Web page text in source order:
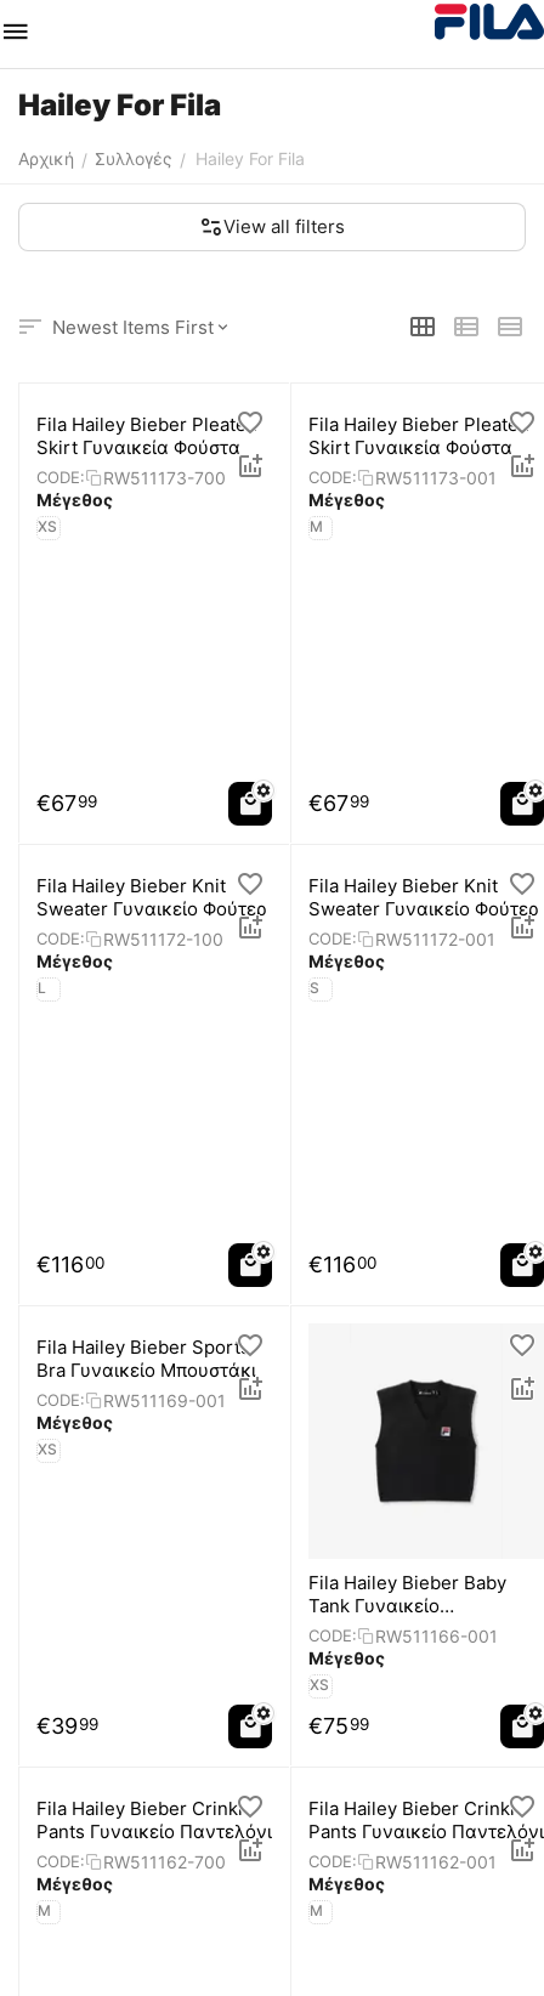
Hailey For Fila
Αρχική / Συλλογές / Hailey For Fila
View all filters
Newest Items First
Fila Hailey Bieber Pleated
Skirt Γυναικεία Φούστα
CODE:
RW511173-700
Μέγεθος
XS
€6799
Fila Hailey Bieber Pleated
Skirt Γυναικεία Φούστα
CODE:
RW511173-001
Μέγεθος
M
€6799
Fila Hailey Bieber Knit
Sweater Γυναικείο Φούτερ
CODE:
RW511172-100
Μέγεθος
L
€11600
Fila Hailey Bieber Knit
Sweater Γυναικείο Φούτερ
CODE:
RW511172-001
Μέγεθος
S
€11600
Fila Hailey Bieber Sports
Bra Γυναικείο Μπουστάκι
CODE:
RW511169-001
Μέγεθος
XS
€3999
Fila Hailey Bieber Baby
Tank Γυναικείο
Κοντομάνικο
CODE:
RW511166-001
Μέγεθος
XS
€7599
Fila Hailey Bieber Crinkle
Pants Γυναικείο Παντελόνι
CODE:
RW511162-700
Μέγεθος
M
Fila Hailey Bieber Crinkle
Pants Γυναικείο Παντελόνι
CODE:
RW511162-001
Μέγεθος
M